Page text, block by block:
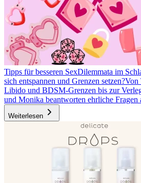
Tipps für besseren SexDilemmata im
sich entspannen und Grenzen setzen?Von
Libido und BDSM-Grenzen bis zur
und Monika beantworten ehrliche Fragen
Weiterlesen